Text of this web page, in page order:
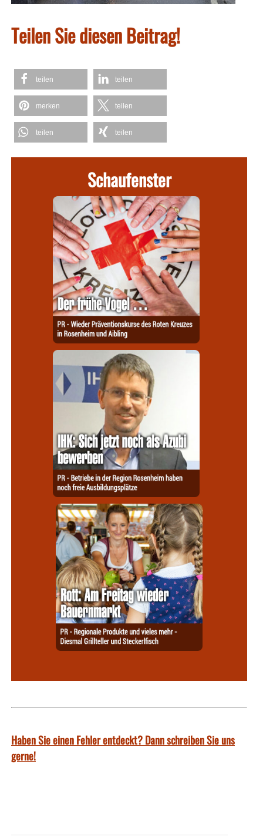
Teilen Sie diesen Beitrag!
teilen teilen
merken teilen
teilen teilen
Schaufenster
Haben Sie einen Fehler entdeckt? Dann schreiben Sie uns
gerne!